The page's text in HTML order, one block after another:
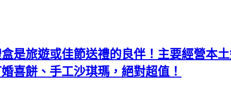
是旅遊或佳節送禮的良伴！主要經營本
喜餅、手工沙琪瑪，絕對超值！